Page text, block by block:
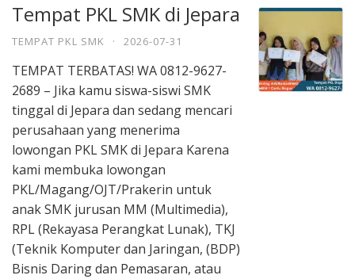
Tempat PKL SMK di Jepara
TEMPAT PKL SMK · 2026-07-31
TEMPAT TERBATAS! WA 0812-9627-
2689 – Jika kamu siswa-siswi SMK
tinggal di Jepara dan sedang mencari
perusahaan yang menerima
lowongan PKL SMK di Jepara Karena
kami membuka lowongan
PKL/Magang/OJT/Prakerin untuk
anak SMK jurusan MM (Multimedia),
RPL (Rekayasa Perangkat Lunak), TKJ
(Teknik Komputer dan Jaringan, (BDP)
Bisnis Daring dan Pemasaran, atau